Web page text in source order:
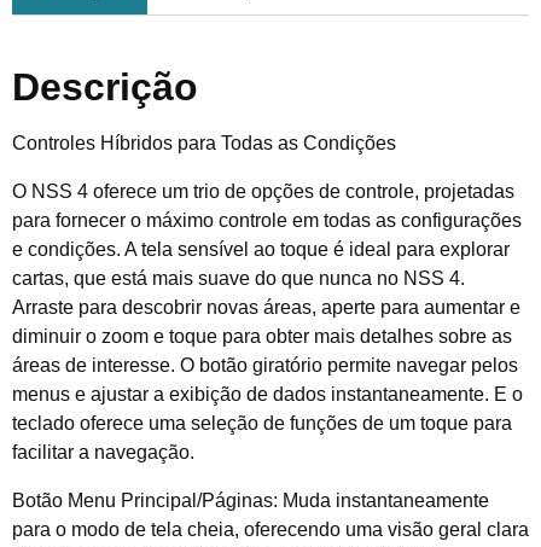
Descrição
Controles Híbridos para Todas as Condições
O NSS 4 oferece um trio de opções de controle, projetadas
para fornecer o máximo controle em todas as configurações
e condições. A tela sensível ao toque é ideal para explorar
cartas, que está mais suave do que nunca no NSS 4.
Arraste para descobrir novas áreas, aperte para aumentar e
diminuir o zoom e toque para obter mais detalhes sobre as
áreas de interesse. O botão giratório permite navegar pelos
menus e ajustar a exibição de dados instantaneamente. E o
teclado oferece uma seleção de funções de um toque para
facilitar a navegação.
Botão Menu Principal/Páginas: Muda instantaneamente
para o modo de tela cheia, oferecendo uma visão geral clara